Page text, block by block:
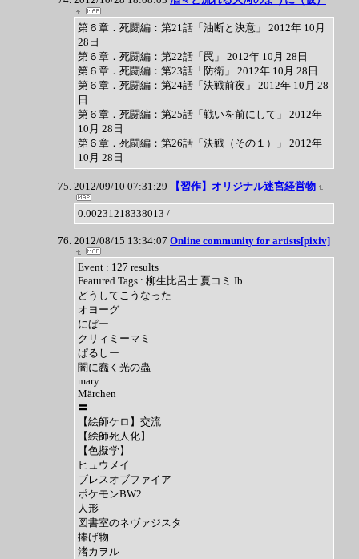
第６章．死闘編：第21話「油断と決意」 2012年 10月
28日
第６章．死闘編：第22話「罠」 2012年 10月 28日
第６章．死闘編：第23話「防衛」 2012年 10月 28日
第６章．死闘編：第24話「決戦前夜」 2012年 10月 28
日
第６章．死闘編：第25話「戦いを前にして」 2012年
10月 28日
第６章．死闘編：第26話「決戦（その１）」 2012年
10月 28日
2012/09/10 07:31:29 【習作】オリジナル迷宮経営物
0.00231218338013 /
2012/08/15 13:34:07 Online community for artists[pixiv]
Event : 127 results
Featured Tags : 柳生比呂士 夏コミ Ib
どうしてこうなった
オヨーグ
にぱー
クリィミーマミ
ぱるしー
闇に蠢く光の蟲
mary
Märchen
〓
【絵師ケロ】交流
【絵師死人化】
【色擬学】
ヒュウメイ
ブレスオブファイア
ポケモンBW2
人形
図書室のネヴァジスタ
捧げ物
渚カヲル